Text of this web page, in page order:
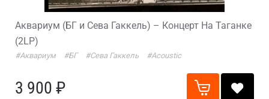
Аквариум (БГ и Сева Гаккель) – Концерт На Таганке
(2LP)
#Аквариум #БГ #Сева Гаккель #Acoustic
3 900 ₽